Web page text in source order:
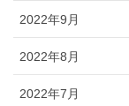
2022年9月
2022年8月
2022年7月